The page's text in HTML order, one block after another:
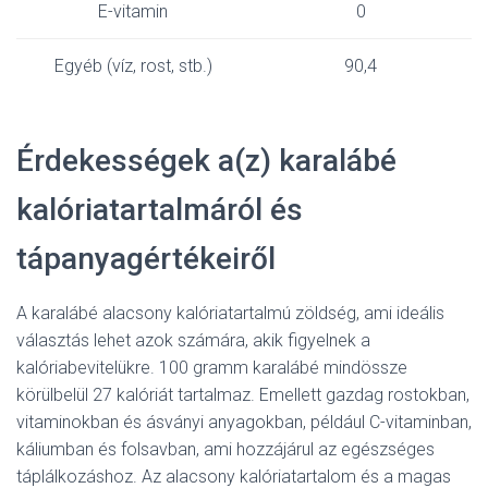
E-vitamin 0
Egyéb (víz, rost, stb.) 90,4
Érdekességek a(z) karalábé
kalóriatartalmáról és
tápanyagértékeiről
A karalábé alacsony kalóriatartalmú zöldség, ami ideális
választás lehet azok számára, akik figyelnek a
kalóriabevitelükre. 100 gramm karalábé mindössze
körülbelül 27 kalóriát tartalmaz. Emellett gazdag rostokban,
vitaminokban és ásványi anyagokban, például C-vitaminban,
káliumban és folsavban, ami hozzájárul az egészséges
táplálkozáshoz. Az alacsony kalóriatartalom és a magas